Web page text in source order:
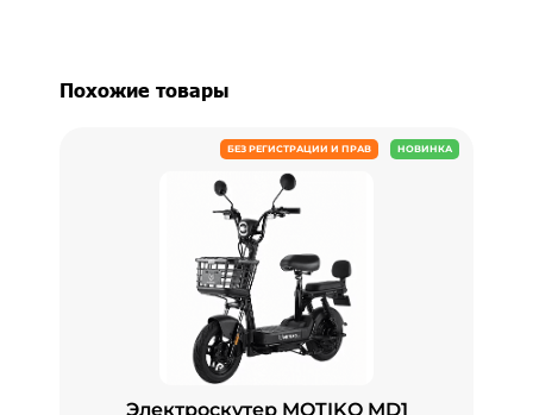
Похожие товары
БЕЗ РЕГИСТРАЦИИ И ПРАВ НОВИНКА
Электроскутер MOTIKO MD1